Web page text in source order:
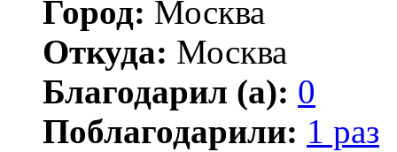
Город: Москва
Откуда: Москва
Благодарил (а): 0
Поблагодарили: 1 раз